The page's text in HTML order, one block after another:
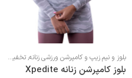
بلوز و نیم زیپ و کامپرشن ورزشی زنانه,تخفیف ها
بلوز کامپرشن زنانه Xpedite